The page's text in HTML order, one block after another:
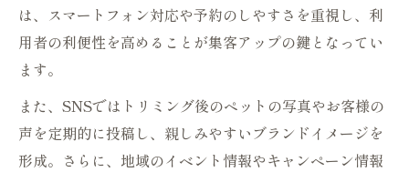
は、スマートフォン対応や予約のしやすさを重視し、利
用者の利便性を高めることが集客アップの鍵となってい
ます。
また、SNSではトリミング後のペットの写真やお客様の
声を定期的に投稿し、親しみやすいブランドイメージを
形成。さらに、地域のイベント情報やキャンペーン情報